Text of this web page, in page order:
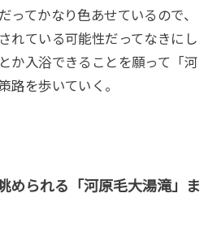
ってかなり色あせているので、
れている可能性だってなきにし
か入浴できることを願って「河
路を歩いていく。
められる「河原毛大湯滝」ま